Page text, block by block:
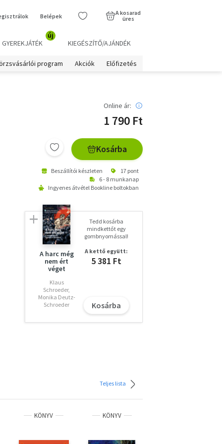
Belépek
A kosarad
üres
GYEREKJÁTÉK
új
KIEGÉSZÍTŐ/AJÁNDÉK
program Akciók Előfizetés
Online ár:
1 790 Ft
Kosárba
Beszállítói készleten
17 pont
6 - 8 munkanap
Ingyenes átvétel Bookline boltokban
A harc még
nem ért
véget
Klaus
Schroeder,
Monika Deutz-
Schroeder
Tedd kosárba
mindkettőt egy
gombnyomással!
A kettő együtt:
5 381 Ft
Kosárba
Teljes lista
KÖNYV KÖNYV